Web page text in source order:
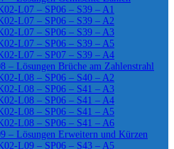
L07 – SP06 – S39 – A1
L07 – SP06 – S39 – A2
L07 – SP06 – S39 – A3
L07 – SP06 – S39 – A5
L07 – SP07 – S39 – A4
– Lösungen Brüche am Zahlenstrahl
L08 – SP06 – S40 – A2
L08 – SP06 – S41 – A3
L08 – SP06 – S41 – A4
L08 – SP06 – S41 – A5
L08 – SP06 – S41 – A6
– Lösungen Erweitern und Kürzen
L09 – SP06 – S43 – A5